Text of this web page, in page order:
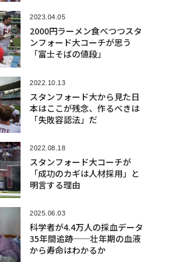
2023.04.05
2000円ラーメン食べつつスタ
ンフォード大コーチが思う
「富士そばの値段」
2022.10.13
スタンフォード大から見た日
本はここが残念、作るべきは
「失敗容認法」だ
2022.08.18
スタンフォード大コーチが
「成功のカギは人材採用」と
明言する理由
2025.06.03
科学者が4.4万人の採血データ
35年間追跡──壮年期の血液
から寿命はわかるか